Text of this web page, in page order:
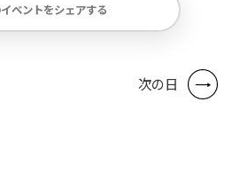
ベントをシェアする
次の日